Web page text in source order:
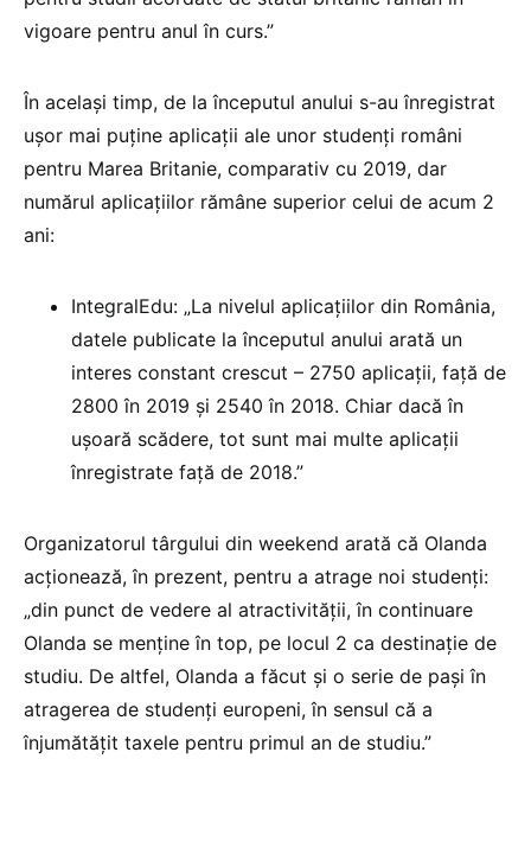
vigoare pentru anul în curs.”
În același timp, de la începutul anului s-au înregistrat
ușor mai puține aplicații ale unor studenți români
pentru Marea Britanie, comparativ cu 2019, dar
numărul aplicațiilor rămâne superior celui de acum 2
ani:
IntegralEdu: „La nivelul aplicațiilor din România,
datele publicate la începutul anului arată un
interes constant crescut – 2750 aplicații, față de
2800 în 2019 și 2540 în 2018. Chiar dacă în
ușoară scădere, tot sunt mai multe aplicații
înregistrate față de 2018.”
Organizatorul târgului din weekend arată că Olanda
acționează, în prezent, pentru a atrage noi studenți:
„din punct de vedere al atractivității, în continuare
Olanda se menține în top, pe locul 2 ca destinație de
studiu. De altfel, Olanda a făcut și o serie de pași în
atragerea de studenți europeni, în sensul că a
înjumătățit taxele pentru primul an de studiu.”